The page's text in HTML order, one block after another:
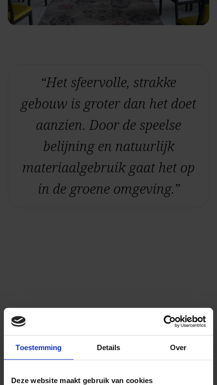
Toestemming Details Over
Deze website maakt gebruik van cookies
“Het sfeervolle, strakke
gebouw is groter dan het doet
aanzien. Door de speelse
belijning en natuurlijk
materiaalgebruik gaat het op
in de groene omgeving.”